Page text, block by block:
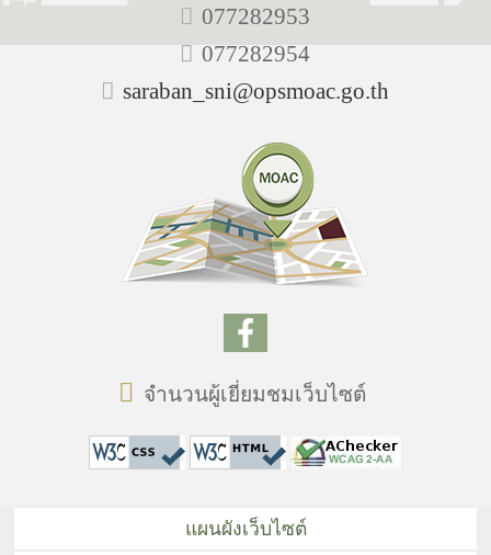
077282953
077282954
saraban_sni@opsmoac.go.th
จำนวนผู้เยี่ยมชมเว็บไซต์
แผนผังเว็บไซต์